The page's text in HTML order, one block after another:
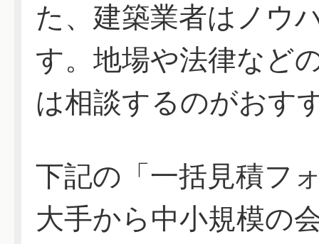
た、建築業者はノウ
す。地場や法律など
は相談するのがおす
下記の「一括見積フ
大手から中小規模の